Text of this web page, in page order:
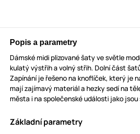
Popis a parametry
Dámské midi plizované šaty ve světle
kulatý výstřih a volný střih. Dolní část
Zapínání je řešeno na knoflíček, který je
mají zajímavý materiál a hezky sedí na
města i na společenské události jako jsou
Základní parametry